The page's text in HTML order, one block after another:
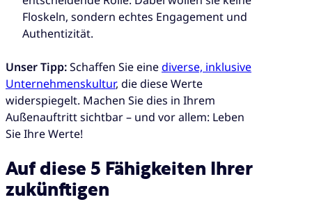
Floskeln, sondern echtes Engagement und
Authentizität.
Unser Tipp:Schaffen Sie einediverse, inklusive
Unternehmenskultur, die diese Werte
widerspiegelt. Machen Sie dies in Ihrem
Außenauftritt sichtbar – und vor allem: Leben
Sie Ihre Werte!
Auf diese 5 Fähigkeiten Ihrer
zukünftigen